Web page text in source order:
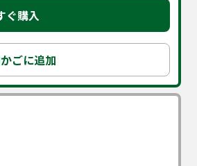
ぐ購入
ごに追加